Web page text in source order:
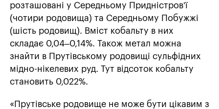
розташовані у Середньому Придністров’ї
(чотири родовища) та Середньому Побужжі
(шість родовищ). Вміст кобальту в них
складає 0,04–0,14%. Також метал можна
знайти в Прутівському родовищі сульфідних
мідно-нікелевих руд. Тут відсоток кобальту
становить 0,022%.
«Прутівське родовище не може бути цікавим з